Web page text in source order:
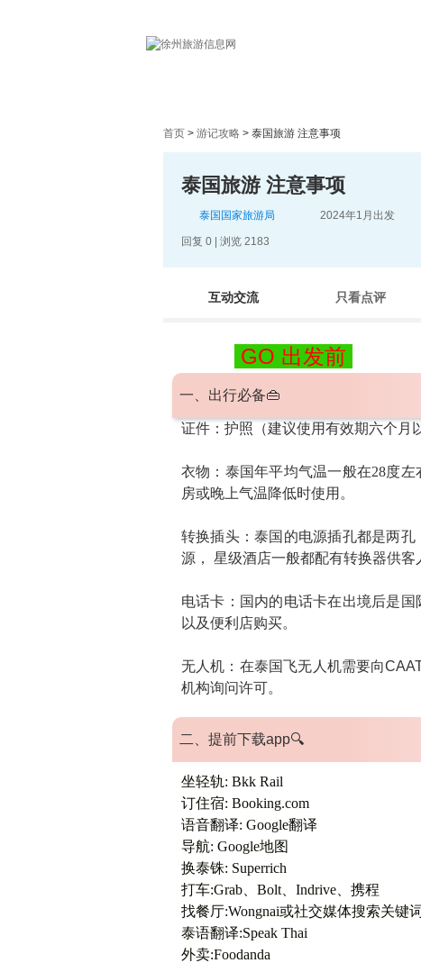
首页 > 游记攻略 > 泰国旅游 注意事项
泰国旅游 注意事项
泰国国家旅游局 2024年1月出发
回复 0 | 浏览 2183
互动交流 只看点评
GO 出发前
一、出行必备👜
证件：护照（建议使用有效期六个月
衣物 ：泰国年平均气温一般在28度
房或晚上气温降低时使用。
转换插头：泰国的电源插孔都是两孔
源， 星级酒店一般都配有转换器供客
电话卡 ：国内的电话卡在出境后是
以及便利店购买。
无人机： 在泰国飞无人机需要向
机构询问许可。
二、提前下载app🔍
坐轻轨: Bkk Rail
订住宿: Booking.com
语音翻译: Google翻译
导航: Google地图
换泰铢: Superrich
打车:Grab、Bolt、Indrive、携程
找餐厅:Wongnai或社交媒体搜索关键词
泰语翻译:Speak Thai
外卖:Foodanda